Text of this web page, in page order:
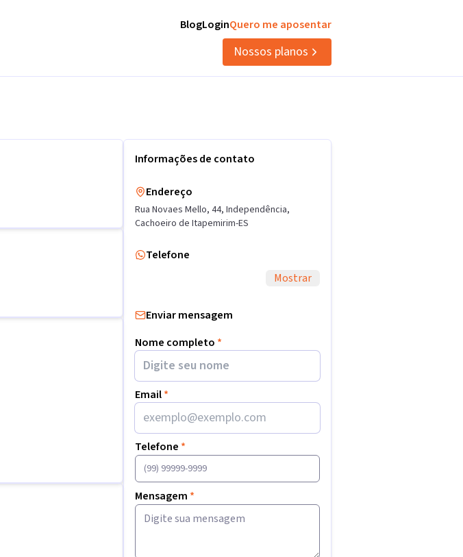
BlogLoginQuero me aposentar
Nossos planos
Informações de contato
Endereço
Rua Novaes Mello, 44, Independência,
Cachoeiro de Itapemirim-ES
Telefone
Mostrar
Enviar mensagem
Nome completo *
Email*
Telefone *
Mensagem *